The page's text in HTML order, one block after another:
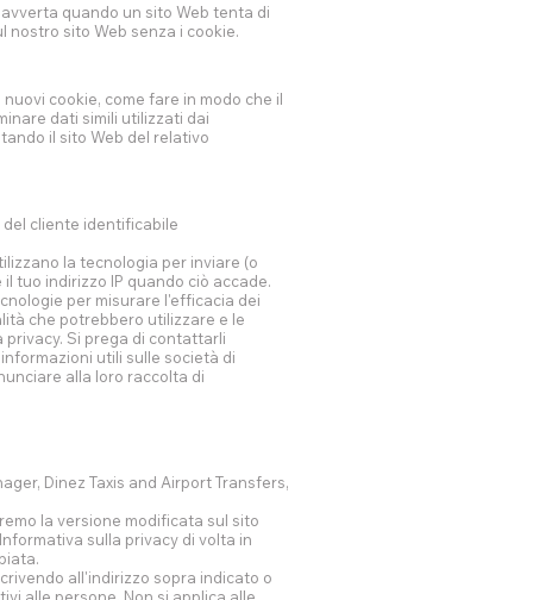
quando un sito Web tenta di
nostro sito Web senza i cookie.
cookie, come fare in modo che il
dati simili utilizzati dai
il sito Web del relativo
cliente identificabile
la tecnologia per inviare (o
tuo indirizzo IP quando ciò accade.
per misurare l'efficacia dei
che potrebbero utilizzare e le
Si prega di contattarli
utili sulle società di
alla loro raccolta di
Dinez Taxis and Airport Transfers,
la versione modificata sul sito
sulla privacy di volta in
all'indirizzo sopra indicato o